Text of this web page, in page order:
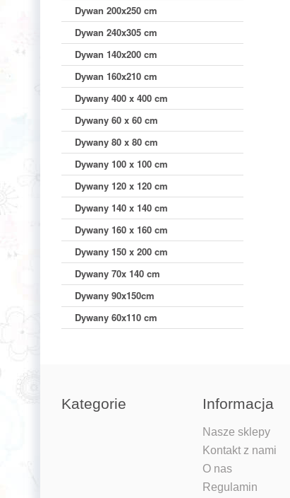
Dywan 200x250 cm
Dywan 240x305 cm
Dywan 140x200 cm
Dywan 160x210 cm
Dywany 400 x 400 cm
Dywany 60 x 60 cm
Dywany 80 x 80 cm
Dywany 100 x 100 cm
Dywany 120 x 120 cm
Dywany 140 x 140 cm
Dywany 160 x 160 cm
Dywany 150 x 200 cm
Dywany 70x 140 cm
Dywany 90x150cm
Dywany 60x110 cm
Kategorie Informacja
Nasze sklepy
Kontakt z nami
O nas
Regulamin